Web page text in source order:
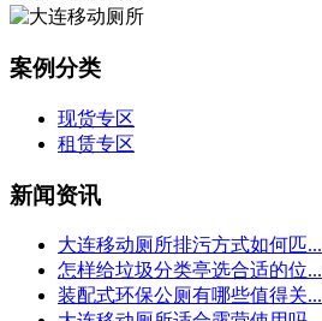
案例分类
现货专区
租赁专区
新闻资讯
大连移动厕所排污方式如何匹...
怎样给垃圾分类亭选合适的位...
装配式环保公厕有哪些值得关...